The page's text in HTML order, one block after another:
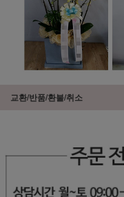
교환/반품/환불/취소